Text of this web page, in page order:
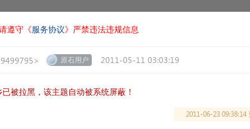
遵守《服务协议》严禁违法违规信息
原石用户 2011-05-11 03:03:19
被拉黑，该主题自动被系统屏蔽！
2011-06-23 09:38:14